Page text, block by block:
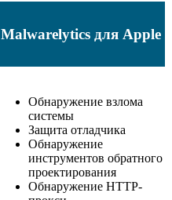
Malwarelytics для Apple
Обнаружение взлома
системы
Защита отладчика
Обнаружение
инструментов обратного
проектирования
Обнаружение HTTP-